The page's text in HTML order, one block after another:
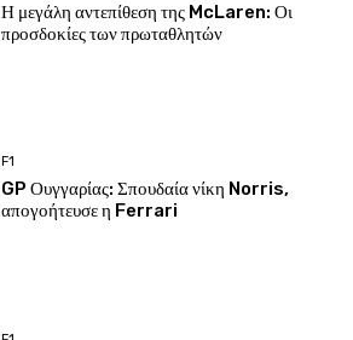
Η μεγάλη αντεπίθεση της McLaren: Οι
προσδοκίες των πρωταθλητών
F1
GP Ουγγαρίας: Σπουδαία νίκη Norris,
απογοήτευσε η Ferrari